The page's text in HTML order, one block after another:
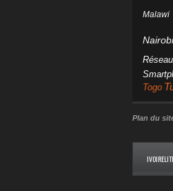
Malawi
Nairobi
Togo
Plan du